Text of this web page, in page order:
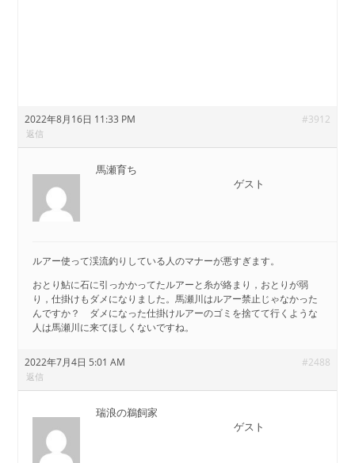
2022年8月16日 11:33 PM #3912
返信
馬瀬育ち
ゲスト
ルアー使って渓流釣りしている人のマナーが悪すぎます。
おとり鮎に石に引っかかってたルアーと糸が絡まり，おとりが弱
り，仕掛けもダメになりました。馬瀬川はルアー禁止じゃなかった
んですか？ ダメになった仕掛けルアーのゴミを捨てて行くような
人は馬瀬川に来てほしくないですね。
2022年7月4日 5:01 AM #2488
返信
瑞浪の鵜飼家
ゲスト